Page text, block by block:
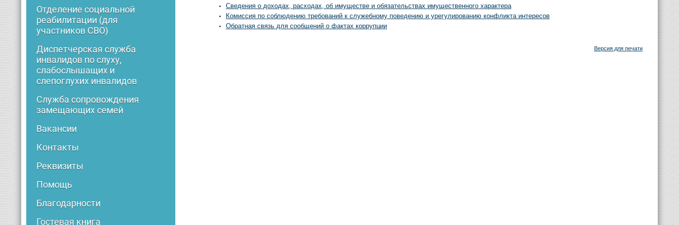
Отделение социальной
реабилитации (для
участников СВО)
Диспетчерская служба
инвалидов по слуху,
слабослышащих и
слепоглухих инвалидов
Служба сопровождения
замещающих семей
Вакансии
Контакты
Реквизиты
Помощь
Благодарности
Гостевая книга
Сведения о доходах, расходах, об имуществе и обязательствах имущественного характера
Комиссия по соблюдению требований к служебному поведению и урегулированию конфликта интересов
Обратная связь для сообщений о фактах коррупции
Версия для печати